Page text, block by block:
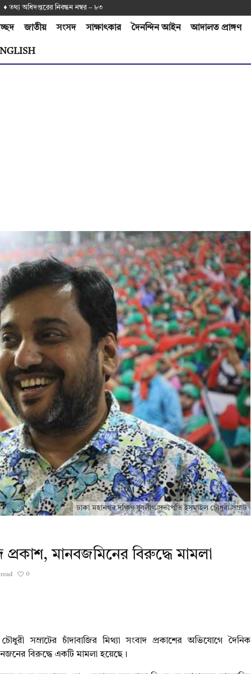
♦ তথ‌্য অ‌ধিদপ্ত‌রের নিবন্ধন নম্বর – ৮৩
জাতীয় সংসদ সাক্ষাৎকার দৈনন্দিন আইন আদালত প্রাঙ্গণ
ঢাকা মহানগর দক্ষিণ যুবলীগ সভাপতি ইসমাইল চৌধুরী সম্রাট
প্রকাশ, মানবজমিনের বিরুদ্ধে মামলা
0
সম্রাটের চাঁদাবাজির মিথ্যা সংবাদ প্রকাশের অভিযোগে দৈনিক
বিরুদ্ধে একটি মামলা হয়েছে।